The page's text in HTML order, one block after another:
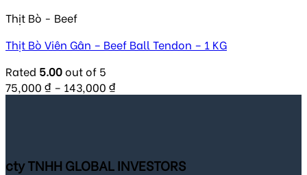
Thịt Bò - Beef
Thịt Bò Viên Gân – Beef Ball Tendon – 1 KG
Rated 5.00out of 5
75,000 ₫ – 143,000 ₫
cty TNHH GLOBAL INVESTORS